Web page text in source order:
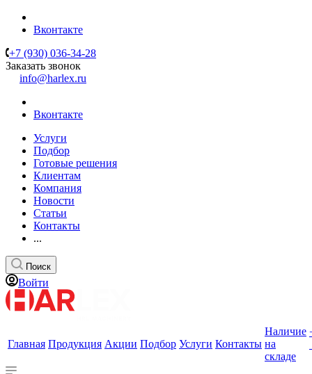
Вконтакте
+7 (930) 036-34-28
Заказать звонок
info@harlex.ru
Вконтакте
Услуги
Подбор
Готовые решения
Клиентам
Компания
Новости
Статьи
Контакты
...
Поиск
Войти
Главная Продукция Акции Подбор Услуги Контакты
Наличие
на
складе